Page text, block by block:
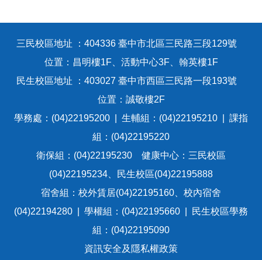
三民校區地址 ：404336 臺中市北區三民路三段129號
位置：昌明樓1F、活動中心3F、翰英樓1F
民生校區地址 ：403027 臺中市西區三民路一段193號
位置：誠敬樓2F
學務處：(04)22195200 | 生輔組：(04)22195210 | 課指
組：(04)22195220
衛保組：(04)22195230 健康中心：三民校區
(04)22195234、民生校區(04)22195888
宿舍組：校外賃居(04)22195160、校內宿舍
(04)22194280 | 學權組：(04)22195660 | 民生校區學務
組：(04)22195090
資訊安全及隱私權政策